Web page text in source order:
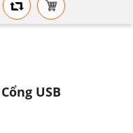
USB